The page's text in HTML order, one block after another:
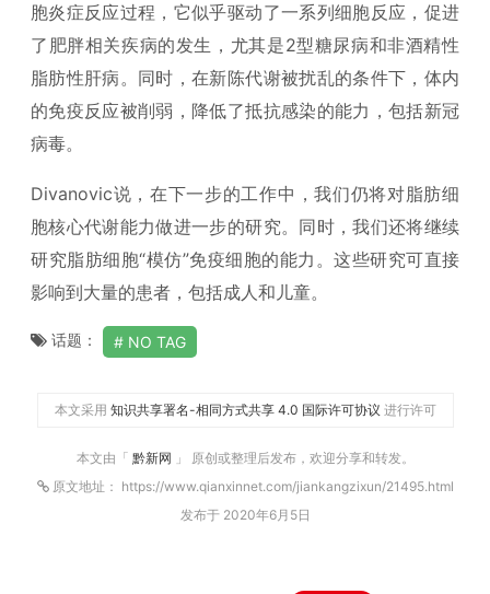
胞炎症反应过程，它似乎驱动了一系列细胞反应，促进
了肥胖相关疾病的发生，尤其是2型糖尿病和非酒精性
脂肪性肝病。同时，在新陈代谢被扰乱的条件下，体内
的免疫反应被削弱，降低了抵抗感染的能力，包括新冠
病毒。
Divanovic说，在下一步的工作中，我们仍将对脂肪细
胞核心代谢能力做进一步的研究。同时，我们还将继续
研究脂肪细胞“模仿”免疫细胞的能力。这些研究可直接
影响到大量的患者，包括成人和儿童。
话题： NO TAG
本文采用 知识共享署名-相同方式共享 4.0 国际许可协议 进行许可
本文由「 黔新网 」 原创或整理后发布，欢迎分享和转发。
原文地址： https://www.qianxinnet.com/jiankangzixun/21495.html
发布于 2020年6月5日